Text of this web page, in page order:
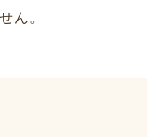
ん。